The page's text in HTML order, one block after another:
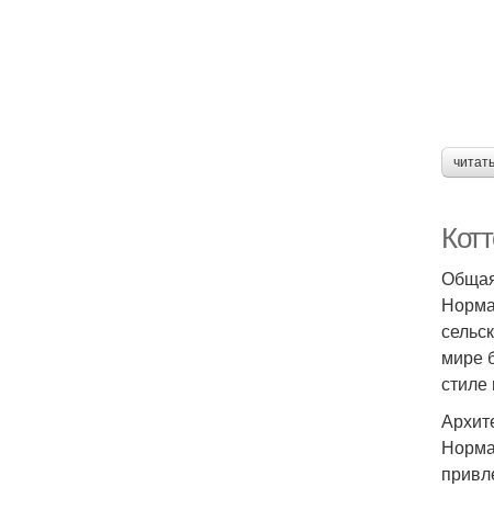
мире
стиле